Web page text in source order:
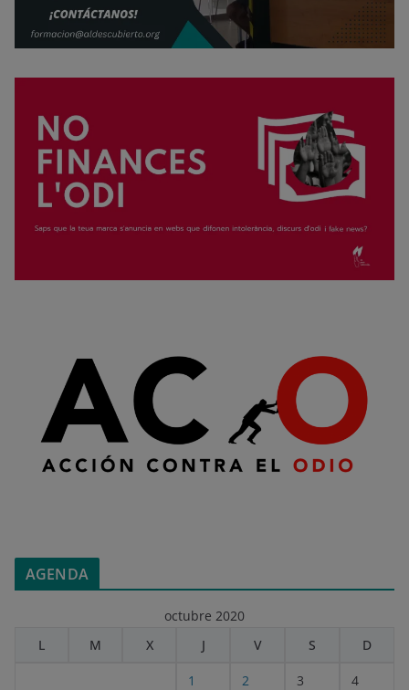
AGENDA
octubre 2020
L
M X J V S D
1 2 3 4